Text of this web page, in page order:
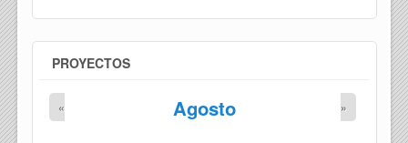
PROYECTOS
Agosto
« »